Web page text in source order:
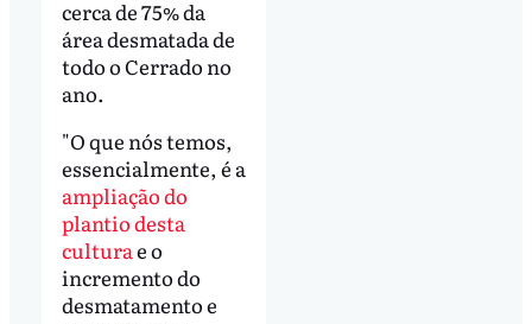
cerca de 75% da
área desmatada de
todo o Cerrado no
ano.
"O que nós temos,
essencialmente, é a
ampliação do
plantio desta
culturae o
incremento do
desmatamento e